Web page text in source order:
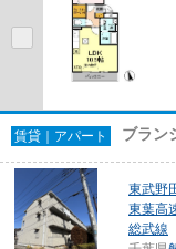
賃貸｜アパート ブラン
東武野
東葉高
総武線